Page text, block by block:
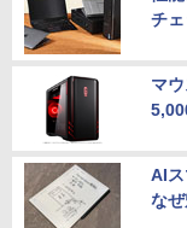
チェ
マ
AI
な